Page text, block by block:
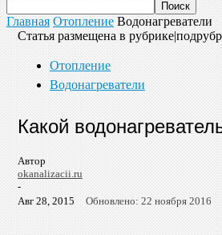
Главная Отопление Водонагреватели
Статья размещена в
Отопление
Водонагреватели
Какой
Автор
okanalizacii.ru
-
Авг 28, 2015
Обновлено: 22 ноября 2016